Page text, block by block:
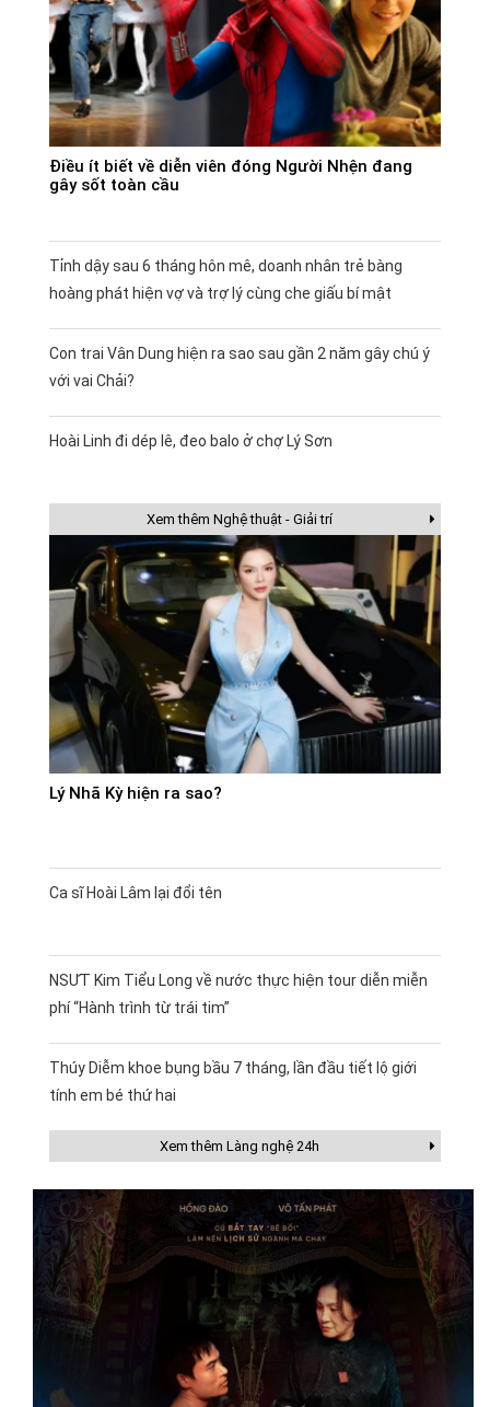
Điều ít biết về diễn viên đóng Người Nhện đang
gây sốt toàn cầu
Tỉnh dậy sau 6 tháng hôn mê, doanh nhân trẻ bàng
hoàng phát hiện vợ và trợ lý cùng che giấu bí mật
Con trai Vân Dung hiện ra sao sau gần 2 năm gây chú ý
với vai Chải?
Hoài Linh đi dép lê, đeo balo ở chợ Lý Sơn
Xem thêm Nghệ thuật - Giải trí
Lý Nhã Kỳ hiện ra sao?
Ca sĩ Hoài Lâm lại đổi tên
NSƯT Kim Tiểu Long về nước thực hiện tour diễn miễn
phí “Hành trình từ trái tim”
Thúy Diễm khoe bụng bầu 7 tháng, lần đầu tiết lộ giới
tính em bé thứ hai
Xem thêm Làng nghệ 24h